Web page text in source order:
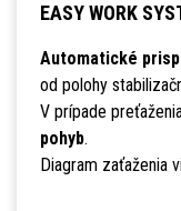
EASY WORK
Automatické
od polohy
V prípade
pohyb.
Diagram zaťaženia